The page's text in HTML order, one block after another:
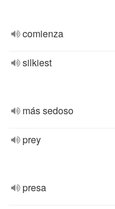
comienza
silkiest
más sedoso
prey
presa